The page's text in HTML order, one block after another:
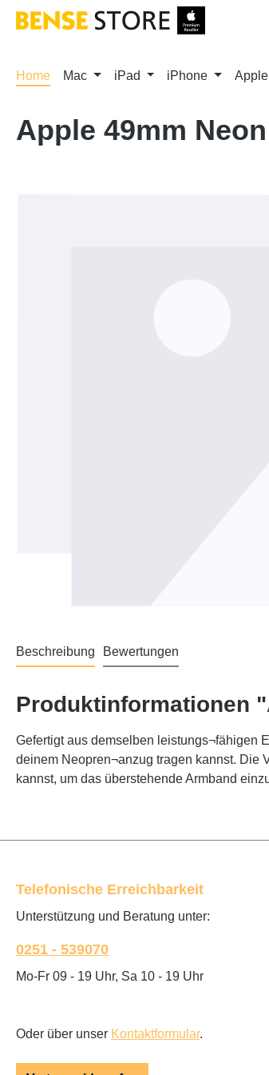
Hauptinhalt springen
Zur Suche springen
Zur Hauptnavigation springen
Home Mac iPad iPhone
Apple 49mm
Beschreibung Bewertungen
Produktinformationen
Gefertigt aus demselben leistungs¬fähigen
deinem Neopren¬anzug tragen kannst. Die
kannst, um das überstehende Armband
Telefonische Erreichbarkeit
Unterstützung und Beratung unter:
0251 - 539070
Mo-Fr 09 - 19 Uhr, Sa 10 - 19 Uhr
Oder über unser Kontaktformular.